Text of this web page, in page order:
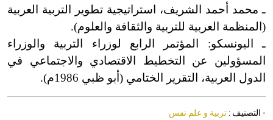
ـ محمد أحمد الشريف، استراتيجية تطوير التربية العربية
(المنظمة العربية للتربية والثقافة والعلوم)
.
ـ اليونسكو: المؤتمر الرابع لوزراء التربية والوزراء
المسؤولين عن التخطيط الاقتصادي والاجتماعي في
الدول العربية، التقرير الختامي (أبو ظبي 1986م
)
.
- التصنيف :تربية و علم نفس